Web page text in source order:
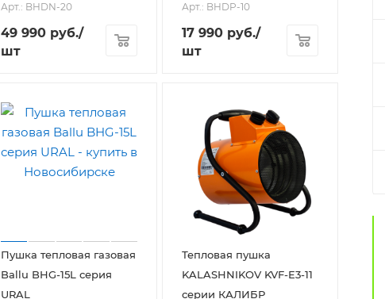
Арт.: BHDN-20
49 990 руб./
шт
Арт.: BHDP-10
17 990 руб./
шт
Пушка тепловая газовая
Ballu BHG-15L серия
URAL
Тепловая пушка
KALASHNIKOV KVF-E3-11
серии КАЛИБР